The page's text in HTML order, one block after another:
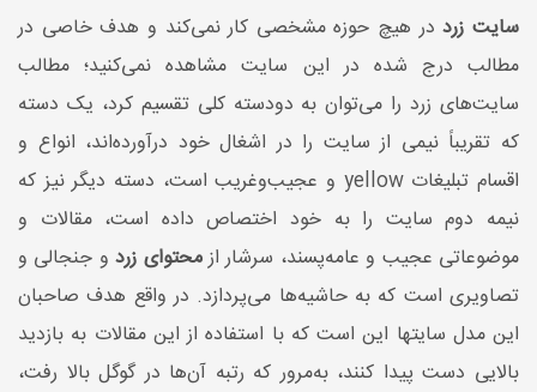
سایت زرددر هیچ حوزه مشخصی کار نمی‌کند و هدف خاصی در
مطالب درج شده در این سایت مشاهده نمی‌کنید؛ مطالب
سایت‌های زرد را می‌توان به دودسته کلی تقسیم کرد، یک دسته
که تقریباً نیمی از سایت را در اشغال خود درآورده‌اند، انواع و
اقسام تبلیغات yellow و عجیب‌وغریب است، دسته دیگر نیز که
نیمه دوم سایت را به خود اختصاص داده است، مقالات و
موضوعاتی عجیب و عامه‌پسند، سرشار ازمحتوای زردو جنجالی و
تصاویری است که به حاشیه‌ها می‌پردازد. در واقع هدف صاحبان
این مدل سایتها این است که با استفاده از این مقالات به بازدید
بالایی دست پیدا کنند، به‌مرور که رتبه آن‌ها در گوگل بالا رفت،